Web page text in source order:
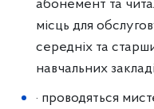
абонемент та
місць для
середніх та
навчальних
· проводяться